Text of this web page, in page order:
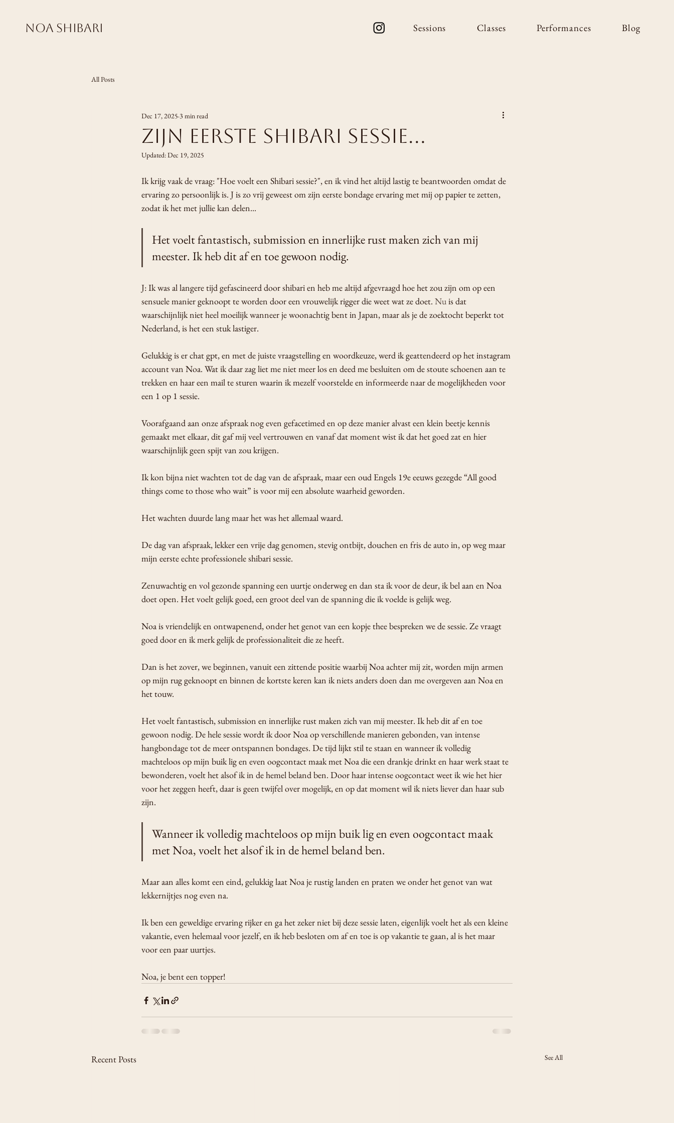
Noa Shibari Sessions Classes Performances Blog
All Posts
Zijn eerste shibari sessie...
Dec 17, 2025 3 min read
Updated:Dec 19, 2025
Ik krijg vaak de vraag: "Hoe voelt een Shibari sessie?", en ik vind het altijd lastig te beantwoorden omdat de
ervaring zo persoonlijk is. J is zo vrij geweest om zijn eerste bondage ervaring met mij op papier te zetten,
zodat ik het met jullie kan delen...
Het voelt fantastisch, submission en innerlijke rust maken zich van mij
meester. Ik heb dit af en toe gewoon nodig.
J: Ik was al langere tijd gefascineerd door shibari en heb me altijd afgevraagd hoe het zou zijn om op een
sensuele manier geknoopt te worden door een vrouwelijk rigger die weet wat ze doet. Nu is dat
waarschijnlijk niet heel moeilijk wanneer je woonachtig bent in Japan, maar als je de zoektocht beperkt tot
Nederland, is het een stuk lastiger.
Gelukkig is er chat gpt, en met de juiste vraagstelling en woordkeuze, werd ik geattendeerd op het instagram
account van Noa. Wat ik daar zag liet me niet meer los en deed me besluiten om de stoute schoenen aan te
trekken en haar een mail te sturen waarin ik mezelf voorstelde en informeerde naar de mogelijkheden voor
een 1 op 1 sessie.
Voorafgaand aan onze afspraak nog even gefacetimed en op deze manier alvast een klein beetje kennis
gemaakt met elkaar, dit gaf mij veel vertrouwen en vanaf dat moment wist ik dat het goed zat en hier
waarschijnlijk geen spijt van zou krijgen.
Ik kon bijna niet wachten tot de dag van de afspraak, maar een oud Engels 19e eeuws gezegde “All good
things come to those who wait” is voor mij een absolute waarheid geworden.
Het wachten duurde lang maar het was het allemaal waard.
De dag van afspraak, lekker een vrije dag genomen, stevig ontbijt, douchen en fris de auto in, op weg maar
mijn eerste echte professionele shibari sessie.
Zenuwachtig en vol gezonde spanning een uurtje onderweg en dan sta ik voor de deur, ik bel aan en Noa
doet open. Het voelt gelijk goed, een groot deel van de spanning die ik voelde is gelijk weg.
Noa is vriendelijk en ontwapenend, onder het genot van een kopje thee bespreken we de sessie. Ze vraagt
goed door en ik merk gelijk de professionaliteit die ze heeft.
Dan is het zover, we beginnen, vanuit een zittende positie waarbij Noa achter mij zit, worden mijn armen
op mijn rug geknoopt en binnen de kortste keren kan ik niets anders doen dan me overgeven aan Noa en
het touw.
Het voelt fantastisch, submission en innerlijke rust maken zich van mij meester. Ik heb dit af en toe
gewoon nodig. De hele sessie wordt ik door Noa op verschillende manieren gebonden, van intense
hangbondage tot de meer ontspannen bondages. De tijd lijkt stil te staan en wanneer ik volledig
machteloos op mijn buik lig en even oogcontact maak met Noa die een drankje drinkt en haar werk staat te
bewonderen, voelt het alsof ik in de hemel beland ben. Door haar intense oogcontact weet ik wie het hier
voor het zeggen heeft, daar is geen twijfel over mogelijk, en op dat moment wil ik niets liever dan haar sub
zijn.
Wanneer ik volledig machteloos op mijn buik lig en even oogcontact maak
met Noa, voelt het alsof ik in de hemel beland ben.
Maar aan alles komt een eind, gelukkig laat Noa je rustig landen en praten we onder het genot van wat
lekkernijtjes nog even na.
Ik ben een geweldige ervaring rijker en ga het zeker niet bij deze sessie laten, eigenlijk voelt het als een kleine
vakantie, even helemaal voor jezelf, en ik heb besloten om af en toe is op vakantie te gaan, al is het maar
voor een paar uurtjes.
Noa, je bent een topper!
Recent Posts See All